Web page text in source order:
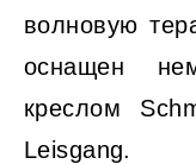
волновую
оснащен
креслом
Leisgang.